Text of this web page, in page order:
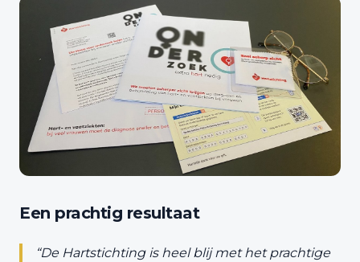
Een prachtig resultaat
“De Hartstichting is heel blij met het prachtige